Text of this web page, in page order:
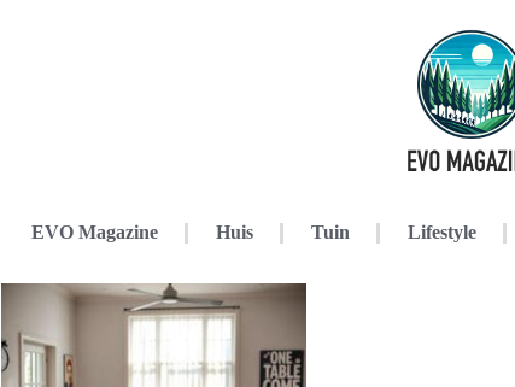
EVO Magazine Huis Tuin Lifestyle